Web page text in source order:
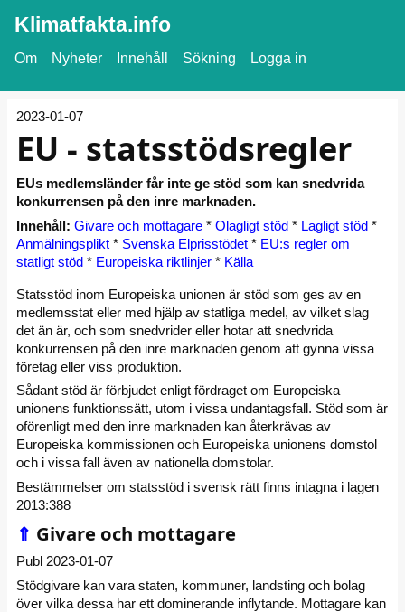
Klimatfakta.info
Om Nyheter Innehåll Sökning Logga in
2023-01-07
EU - statsstödsregler
EUs medlemsländer får inte ge stöd som kan snedvrida
konkurrensen på den inre marknaden.
Innehåll: Givare och mottagare * Olagligt stöd * Lagligt stöd *
Anmälningsplikt * Svenska Elprisstödet * EU:s regler om
statligt stöd * Europeiska riktlinjer * Källa
Statsstöd inom Europeiska unionen är stöd som ges av en
medlemsstat eller med hjälp av statliga medel, av vilket slag
det än är, och som snedvrider eller hotar att snedvrida
konkurrensen på den inre marknaden genom att gynna vissa
företag eller viss produktion.
Sådant stöd är förbjudet enligt fördraget om Europeiska
unionens funktionssätt, utom i vissa undantagsfall. Stöd som är
oförenligt med den inre marknaden kan återkrävas av
Europeiska kommissionen och Europeiska unionens domstol
och i vissa fall även av nationella domstolar.
Bestämmelser om statsstöd i svensk rätt finns intagna i lagen
2013:388
⇑ Givare och mottagare
Publ 2023-01-07
Stödgivare kan vara staten, kommuner, landsting och bolag
över vilka dessa har ett dominerande inflytande. Mottagare kan